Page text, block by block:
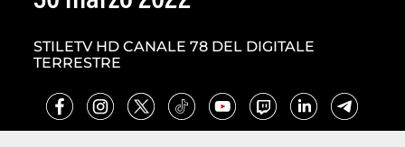
STILETV HD CANALE 78 DEL DIGITALE
TERRESTRE